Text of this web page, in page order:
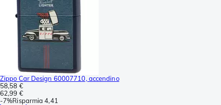
Zippo Car Design 60007710, accendino
58,58 €
62,99 €
-7%Risparmia 4,41